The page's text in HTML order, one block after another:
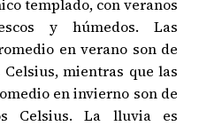
templado, con veranos
y húmedos. Las
en verano son de
Celsius, mientras que las
en invierno son de
Celsius. La lluvia es